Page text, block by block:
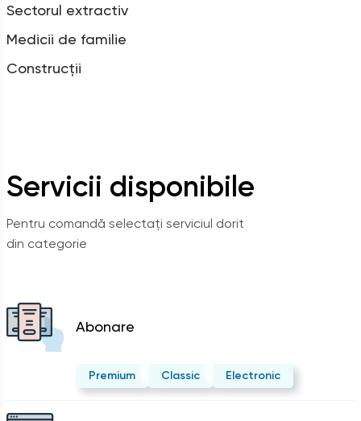
Sectorul extractiv
Medicii de familie
Construcții
Servicii disponibile
Pentru comandă selectați serviciul dorit
din categorie
Abonare
Premium Classic Electronic